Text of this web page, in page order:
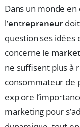
Dans un monde
l’entrepreneur
question ses idées
concerne le
ne suffisent plus à
consommateur de
explore
marketing pour